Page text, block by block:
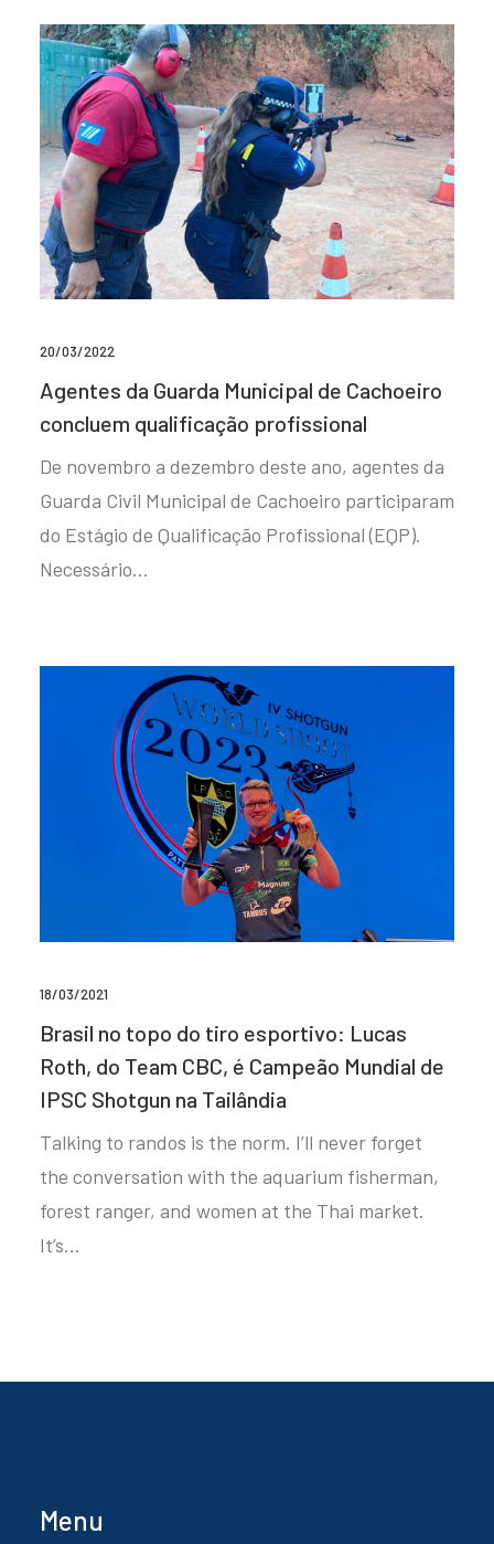
20/03/2022
Agentes da Guarda Municipal de Cachoeiro
concluem qualificação profissional
De novembro a dezembro deste ano, agentes da
Guarda Civil Municipal de Cachoeiro participaram
do Estágio de Qualificação Profissional (EQP).
Necessário…
18/03/2021
Brasil no topo do tiro esportivo: Lucas
Roth, do Team CBC, é Campeão Mundial de
IPSC Shotgun na Tailândia
Talking to randos is the norm. I’ll never forget
the conversation with the aquarium fisherman,
forest ranger, and women at the Thai market.
It’s…
Menu